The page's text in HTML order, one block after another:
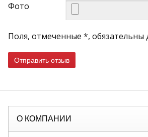
Фото
Поля, отмеченные *, обязательны
Отправить отзыв
О КОМПАНИИ